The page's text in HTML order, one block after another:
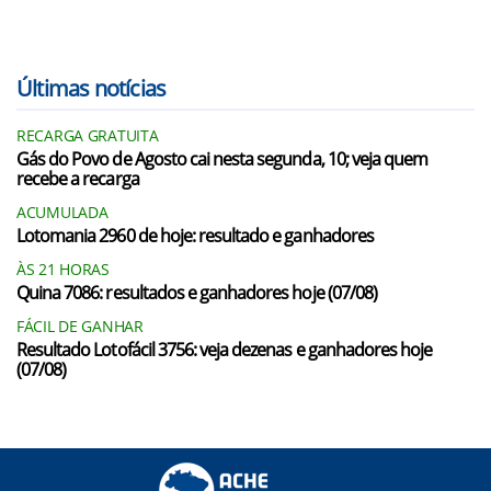
Últimas notícias
RECARGA GRATUITA
Gás do Povo de Agosto cai nesta segunda, 10; veja quem
recebe a recarga
ACUMULADA
Lotomania 2960 de hoje: resultado e ganhadores
ÀS 21 HORAS
Quina 7086: resultados e ganhadores hoje (07/08)
FÁCIL DE GANHAR
Resultado Lotofácil 3756: veja dezenas e ganhadores hoje
(07/08)